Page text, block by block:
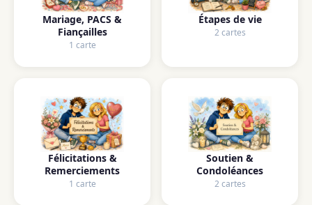
Mariage, PACS &
Fiançailles
1 carte
Étapes de vie
2 cartes
Félicitations &
Remerciements
1 carte
Soutien &
Condoléances
2 cartes